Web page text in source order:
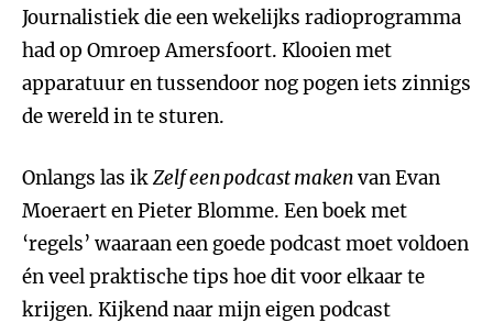
Journalistiek die een wekelijks radioprogramma
had op Omroep Amersfoort. Klooien met
apparatuur en tussendoor nog pogen iets zinnigs
de wereld in te sturen.
Onlangs las ikZelf een podcast makenvan Evan
Moeraert en Pieter Blomme. Een boek met
‘regels’ waaraan een goede podcast moet voldoen
én veel praktische tips hoe dit voor elkaar te
krijgen. Kijkend naar mijn eigen podcast